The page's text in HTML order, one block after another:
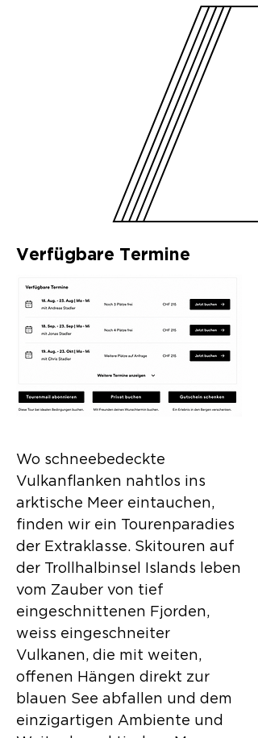
Verfügbare Termine
Wo schneebedeckte
Vulkanflanken nahtlos ins
arktische Meer eintauchen,
finden wir ein Tourenparadies
der Extraklasse. Skitouren auf
der Trollhalbinsel Islands leben
vom Zauber von tief
eingeschnittenen Fjorden,
weiss eingeschneiter
Vulkanen, die mit weiten,
offenen Hängen direkt zur
blauen See abfallen und dem
einzigartigen Ambiente und